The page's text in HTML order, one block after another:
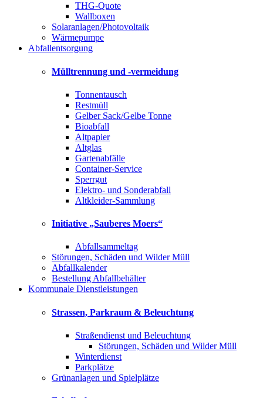
THG-Quote
Wallboxen
Solaranlagen/Photovoltaik
Wärmepumpe
Abfallentsorgung
Mülltrennung und -vermeidung
Tonnentausch
Restmüll
Gelber Sack/Gelbe Tonne
Bioabfall
Altpapier
Altglas
Gartenabfälle
Container-Service
Sperrgut
Elektro- und Sonderabfall
Altkleider-Sammlung
Initiative „Sauberes Moers“
Abfallsammeltag
Störungen, Schäden und Wilder Müll
Abfallkalender
Bestellung Abfallbehälter
Kommunale Dienstleistungen
Strassen, Parkraum & Beleuchtung
Straßendienst und Beleuchtung
Störungen, Schäden und Wilder Müll
Winterdienst
Parkplätze
Grünanlagen und Spielplätze